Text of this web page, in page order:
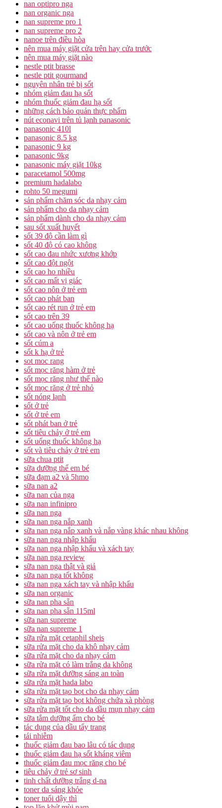
nan optipro nga
nan organic nga
nan supreme pro 1
nan supreme pro 2
nanoe trên điều hòa
nên mua máy giặt cửa trên hay cửa trước
nên mua máy giặt nào
nestle ptit brasse
nestle ptit gourmand
nguyên nhân trẻ bị sốt
nhóm giảm đau hạ sốt
nhóm thuốc giảm đau hạ sốt
những cách bảo quản thực phẩm
nút econavi trên tủ lạnh panasonic
panasonic 410l
panasonic 8.5 kg
panasonic 9 kg
panasonic 9kg
panasonic máy giặt 10kg
paracetamol 500mg
premium hadalabo
rohto 50 megumi
sản phẩm chăm sóc da nhạy cảm
sản phẩm cho da nhạy cảm
sản phẩm dành cho da nhạy cảm
sau sốt xuất huyết
sốt 39 độ cần làm gì
sốt 40 độ có cao không
sốt cao đau nhức xương khớp
sốt cao đột ngột
sốt cao ho nhiều
sốt cao mất vị giác
sốt cao nôn ở trẻ em
sốt cao phát ban
sốt cao rét run ở trẻ em
sốt cao trên 39
sốt cao uống thuốc không hạ
sốt cao và nôn ở trẻ em
sốt cúm a
sốt k hạ ở trẻ
sot moc rang
sốt mọc răng hàm ở trẻ
sốt mọc răng như thế nào
sốt mọc răng ở trẻ nhỏ
sốt nóng lạnh
sốt ở trẻ
sốt ở trẻ em
sốt phát ban ở trẻ
sốt tiêu chảy ở trẻ em
sốt uống thuốc không hạ
sốt và tiêu chảy ở trẻ em
sữa chua ptit
sữa dưỡng thể em bé
sữa đạm a2 và 5hmo
sữa nan a2
sữa nan của nga
sữa nan infinipro
sữa nan nga
sữa nan nga nắp xanh
sữa nan nga nắp xanh và nắp vàng khác nhau không
sữa nan nga nhập khẩu
sữa nan nga nhập khẩu và xách tay
sữa nan nga review
sữa nan nga thật và giả
sữa nan nga tốt không
sữa nan nga xách tay và nhập khẩu
sữa nan organic
sữa nan pha sẵn
sữa nan pha sẵn 115ml
sữa nan supreme
sữa nan supreme 1
sữa rửa mặt cetaphil sheis
sữa rửa mặt cho da khô nhạy cảm
sữa rửa mặt cho da nhạy cảm
sữa rửa mặt có làm trắng da không
sữa rửa mặt dưỡng sáng an toàn
sữa rửa mặt hada labo
sữa rửa mặt tạo bọt cho da nhạy cảm
sữa rửa mặt tạo bọt không chứa xà phòng
sữa rửa mặt tốt cho da dầu mụn nhạy cảm
sữa tắm dưỡng ẩm cho bé
tác dụng của dầu tẩy trang
tái nhiễm
thuốc giảm đau bao lâu có tác dụng
thuốc giảm đau hạ sốt kháng viêm
thuốc giảm đau mọc răng cho bé
tiêu chảy ở trẻ sơ sinh
tinh chất dưỡng trắng d-na
toner da sáng khỏe
toner tuổi dậy thì